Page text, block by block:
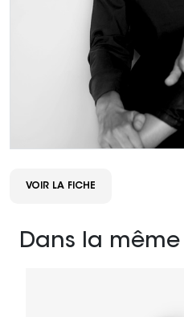
VOIR LA FICHE
Dans la